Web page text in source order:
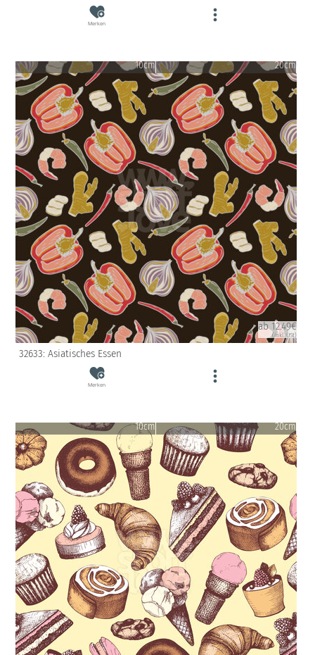
Merken
10cm 20cm
ab 12.49€
(inkl. USt)
32633: Asiatisches Essen
Merken
10cm 20cm